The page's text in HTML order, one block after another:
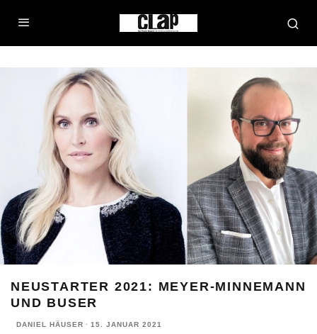
NEUSTARTER 2021: MEYER-MINNEMANN
UND BUSER
DANIEL HÄUSER · 15. JANUAR 2021